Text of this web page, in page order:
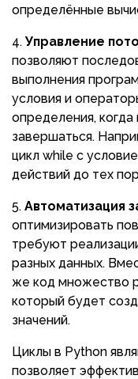
определённые
Управление
позволяют
выполнения
условия и
определения,
завершаться.
цикл while с
действий до тех
Автоматизация
оптимизировать
требуют
разных данных.
же код множество
который будет
значений.
Циклы в Python
позволяет